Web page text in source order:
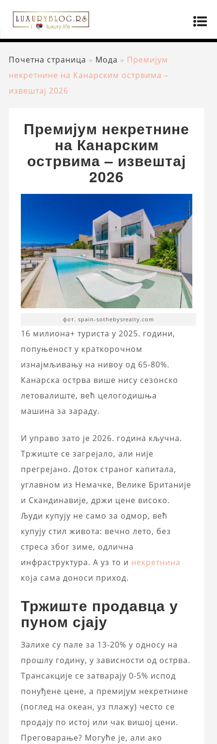
Почетна страница » Мода » Премијум
некретнине на Канарским острвима –
извештај 2026
Премијум некретнине
на Канарским
острвима – извештај
2026
фот. spain-sothebysrealty.com
16 милиона+ туриста у 2025. години,
попуњеност у краткорочном
изнајмљивању на нивоу од 65-80%.
Канарска острва више нису сезонско
летовалиште, већ целогодишња
машина за зараду.
И управо зато је 2026. година кључна.
Тржиште се загрејало, али није
прегрејано. Доток страног капитала,
углавном из Немачке, Велике Британије
и Скандинавије, држи цене високо.
Људи купују не само за одмор, већ
купују стил живота: вечно лето, без
стреса због зиме, одлична
инфраструктура. А уз то и некретнина
која сама доноси приход.
Тржиште продавца у
пуном сјају
Залихе су пале за 13-20% у односу на
прошлу годину, у зависности од острва.
Трансакције се затварају 0-5% испод
понуђене цене, а премијум некретнине
(поглед на океан, уз плажу) често се
продају по истој или чак вишој цени.
Преговарање? Могуће је, али ако